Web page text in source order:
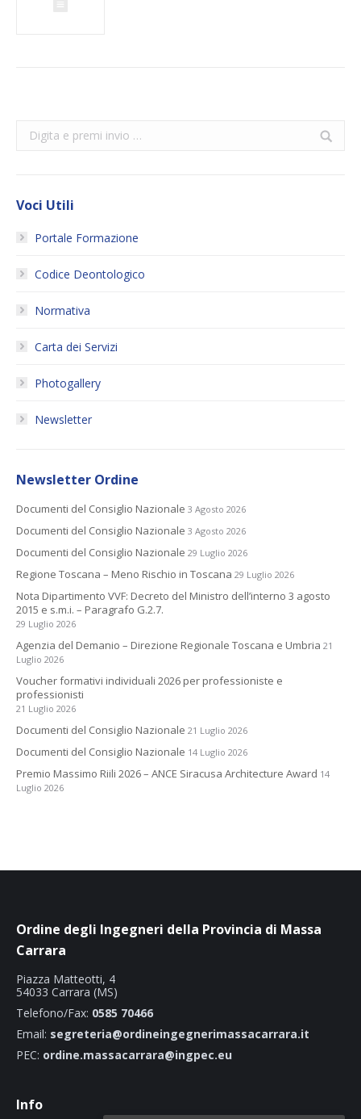
Search:
Voci Utili
Portale Formazione
Codice Deontologico
Normativa
Carta dei Servizi
Photogallery
Newsletter
Newsletter Ordine
Documenti del Consiglio Nazionale 3 Agosto 2026
Documenti del Consiglio Nazionale 3 Agosto 2026
Documenti del Consiglio Nazionale 29 Luglio 2026
Regione Toscana – Meno Rischio in Toscana 29 Luglio 2026
Nota Dipartimento VVF: Decreto del Ministro dell’interno 3 agosto
2015 e s.m.i. – Paragrafo G.2.7.
29 Luglio 2026
Agenzia del Demanio – Direzione Regionale Toscana e Umbria 21
Luglio 2026
Voucher formativi individuali 2026 per professioniste e
professionisti
21 Luglio 2026
Documenti del Consiglio Nazionale 21 Luglio 2026
Documenti del Consiglio Nazionale 14 Luglio 2026
Premio Massimo Riili 2026 – ANCE Siracusa Architecture Award 14
Luglio 2026
Ordine degli Ingegneri della Provincia di Massa
Carrara
Piazza Matteotti, 4
54033 Carrara (MS)
Telefono/Fax: 0585 70466
Email: segreteria@ordineingegnerimassacarrara.it
PEC: ordine.massacarrara@ingpec.eu
Info